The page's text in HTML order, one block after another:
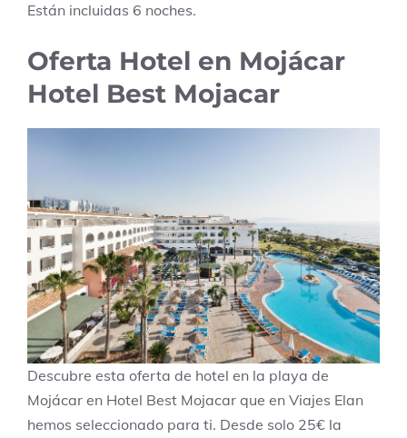
Están incluidas 6 noches.
Oferta Hotel en Mojácar
Hotel Best Mojacar
Descubre esta oferta de hotel en la playa de
Mojácar en Hotel Best Mojacar que en Viajes Elan
hemos seleccionado para ti. Desde solo 25€ la